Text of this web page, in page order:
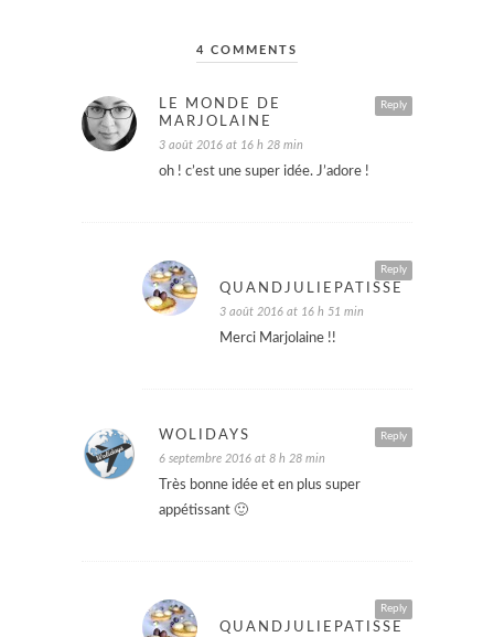
4 COMMENTS
Reply
LE MONDE DE
MARJOLAINE
3 août 2016 at 16 h 28 min
oh ! c’est une super idée. J’adore !
Reply
QUANDJULIEPATISSE
3 août 2016 at 16 h 51 min
Merci Marjolaine !!
Reply
WOLIDAYS
6 septembre 2016 at 8 h 28 min
Très bonne idée et en plus super
appétissant 🙂
Reply
QUANDJULIEPATISSE